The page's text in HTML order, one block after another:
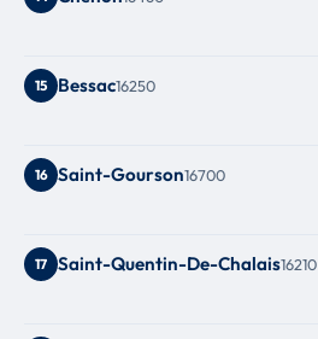
15 Bessac16250
16 Saint-Gourson16700
17 Saint-Quentin-De-Chalais16210